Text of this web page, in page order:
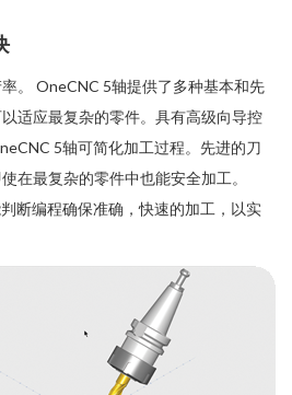
。 OneCNC 5轴提供了多种基本和先
适应最复杂的零件。具有高级向导控
5轴可简化加工过程。先进的刀
在最复杂的零件中也能安全加工。
断编程确保准确，快速的加工，以实